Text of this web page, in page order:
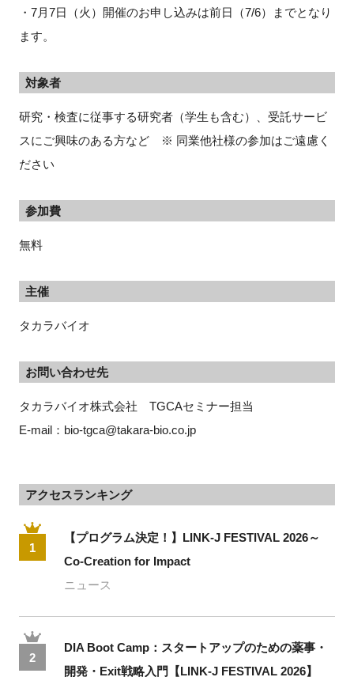
・7月7日（火）開催のお申し込みは前日（7/6）までとなり
ます。
対象者
研究・検査に従事する研究者（学生も含む）、受託サービ
スにご興味のある方など ※ 同業他社様の参加はご遠慮く
ださい
参加費
無料
主催
タカラバイオ
お問い合わせ先
タカラバイオ株式会社　TGCAセミナー担当
E-mail：bio-tgca@takara-bio.co.jp
アクセスランキング
1
【プログラム決定！】LINK-J FESTIVAL 2026～
Co-Creation for Impact
ニュース
2
DIA Boot Camp：スタートアップのための薬事・
開発・Exit戦略入門【LINK-J FESTIVAL 2026】